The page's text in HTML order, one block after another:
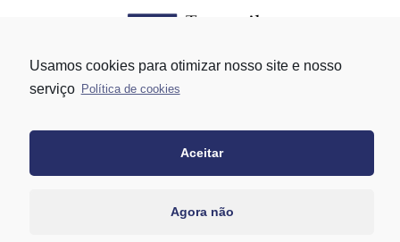
+55 11 95058-7769 (Whatsapp)
Usamos cookies para otimizar nosso site e nosso
serviço Política de cookies
Aceitar
Agora não